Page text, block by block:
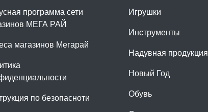
программа сети
МЕГА РАЙ
магазинов Мегарай
по безопасноти
Игрушки
Инструменты
Надувная продукция
Новый Год
Обувь